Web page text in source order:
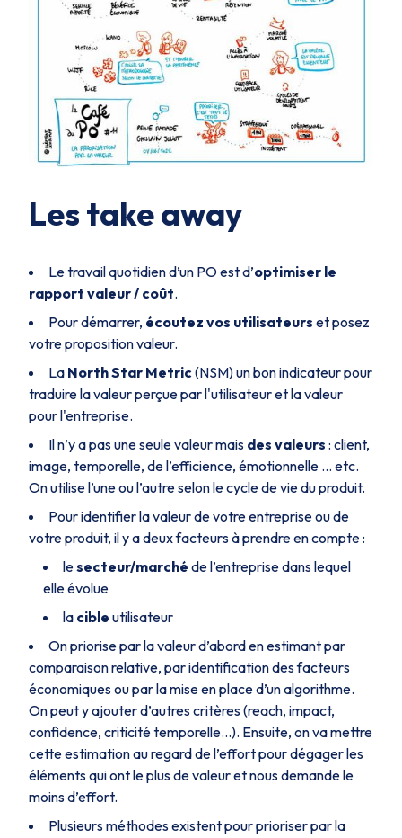
Les take away
Le travail quotidien d’un PO est d’optimiser le
rapport valeur / coût.
Pour démarrer, écoutez vos utilisateurs et posez
votre proposition valeur.
La North Star Metric(NSM) un bon indicateur pour
traduire la valeur perçue par l'utilisateur et la valeur
pour l'entreprise.
Il n’y a pas une seule valeur mais des valeurs : client,
image, temporelle, de l’efficience, émotionnelle … etc.
On utilise l’une ou l’autre selon le cycle de vie du produit.
Pour identifier la valeur de votre entreprise ou de
votre produit, il y a deux facteurs à prendre en compte :
lesecteur/marché de l’entreprise dans lequel
elle évolue
la cible utilisateur
On priorise par la valeur d’abord en estimant par
comparaison relative, par identification des facteurs
économiques ou par la mise en place d’un algorithme.
On peut y ajouter d’autres critères (reach, impact,
confidence, criticité temporelle…). Ensuite, on va mettre
cette estimation au regard de l’effort pour dégager les
éléments qui ont le plus de valeur et nous demande le
moins d’effort.
Plusieurs méthodes existent pour prioriser par la